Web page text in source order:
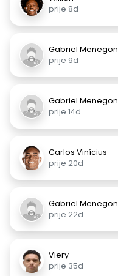
prije 8d
Gabriel Menegon
prije 9d
Gabriel Menegon
prije 14d
Carlos Vinícius
prije 20d
Gabriel Menegon
prije 22d
Viery
prije 35d